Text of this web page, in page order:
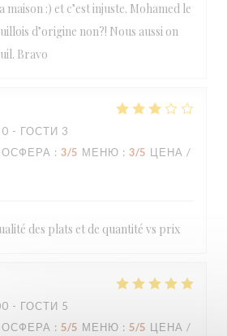
maison :) et c’est injuste. Mohamed le
d’origine non?! Nous aussi on
Bravo
- ГОСТИ 3
: 3/5 МЕНЮ : 3/5 ЦЕНА /
des plats et de quantité vs prix
- ГОСТИ 5
: 5/5 МЕНЮ : 5/5 ЦЕНА /